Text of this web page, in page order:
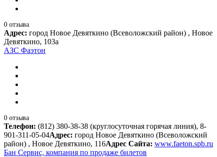
0 отзыва
Адрес: город Новое Девяткино (Всеволожский район) , Новое
Девяткино, 103а
АЗС Фаэтон
0 отзыва
Телефон: (812) 380-38-38 (круглосуточная горячая линия), 8-
901-311-05-04Адрес: город Новое Девяткино (Всеволожский
район) , Новое Девяткино, 116Адрес Сайта: www.faeton.spb.ru
Бан Сервис, компания по продаже билетов